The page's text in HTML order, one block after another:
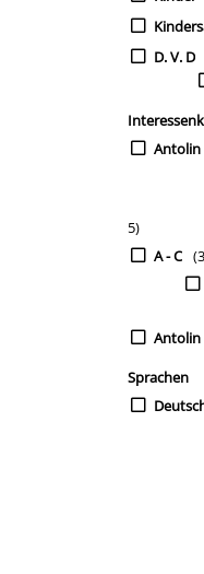
D. V. D
Antolin
5)
A - C
Antolin
Sprachen